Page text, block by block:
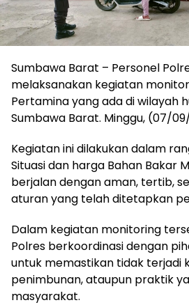
Sumbawa Barat – Personel
melaksanakan kegiatan
Pertamina yang ada di wilayah
Sumbawa Barat. Minggu, (07/
Kegiatan ini dilakukan dalam
Situasi dan harga Bahan Bakar
berjalan dengan aman, tertib,
aturan yang telah ditetapkan
Dalam kegiatan monitoring
Polres berkoordinasi dengan
untuk memastikan tidak terjadi
penimbunan, ataupun praktik
masyarakat.